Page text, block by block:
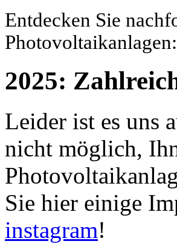
Entdecken Sie
Photovoltaikanlagen:
2025:
Leider ist es uns
nicht möglich,
Sie hier einige
instagram!